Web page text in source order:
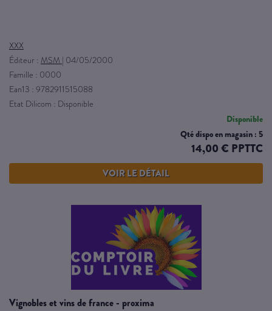
XXX
Éditeur : MSM | 04/05/2000
Famille : 0000
Ean13 : 9782911515088
Etat Dilicom : Disponible
Disponible
Qté dispo en magasin : 5
14,00 € PPTTC
VOIR LE DÉTAIL
vignobles et vins de france - proxima